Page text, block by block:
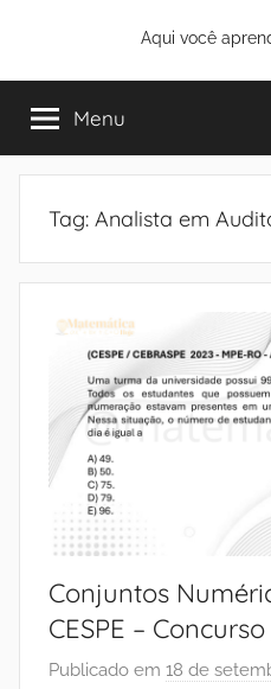
o
conteúdo
Aqui você
Menu
Tag: Analista em
Conjuntos
CESPE –
Publicado em 18 de